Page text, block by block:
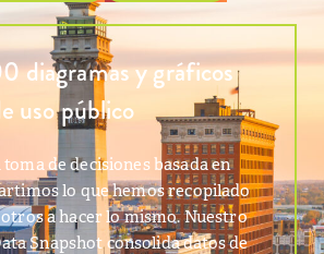
diagramas y gráficos
uso público
de decisiones basada en
lo que hemos recopilado
a hacer lo mismo. Nuestro
Snapshot consolida datos de